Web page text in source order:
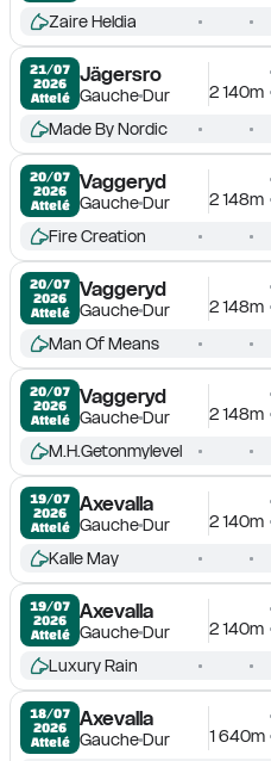
Zaire Heldia
21/07
2026
Attelé
Jägersro
GaucheDur
2 140m
Made By Nordic
20/07
2026
Attelé
Vaggeryd
GaucheDur
2 148m
Fire Creation
20/07
2026
Attelé
Vaggeryd
GaucheDur
2 148m
Man Of Means
20/07
2026
Attelé
Vaggeryd
GaucheDur
2 148m
M.H.Getonmylevel
19/07
2026
Attelé
Axevalla
GaucheDur
2 140m
Kalle May
19/07
2026
Attelé
Axevalla
GaucheDur
2 140m
Luxury Rain
18/07
2026
Attelé
Axevalla
GaucheDur
1 640m